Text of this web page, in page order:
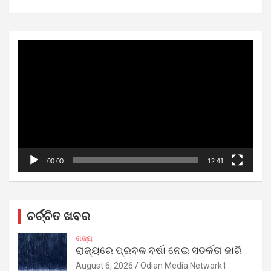
00:00 12:41
ଚର୍ଚ୍ଚିତ ଖବର
ରାଜ୍ୟ
ରାଜ୍ୟରେ ପ୍ରବଳ ବର୍ଷା ନେଇ ସତର୍କତା ଜାରି
August 6, 2026 Odian Media Network1